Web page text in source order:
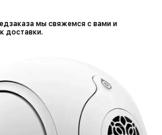
мы свяжемся с вами и
доставки.